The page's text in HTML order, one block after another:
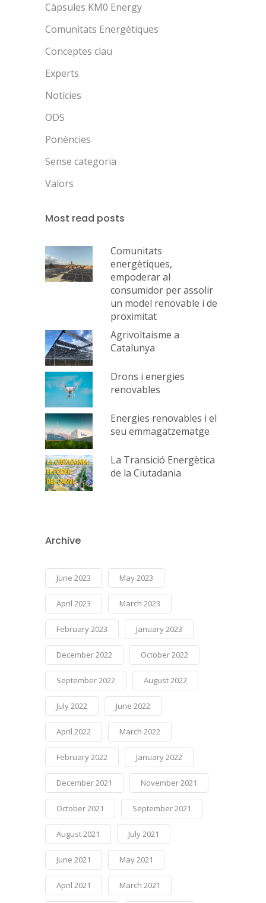
Càpsules KM0 Energy
Comunitats Energètiques
Conceptes clau
Experts
Notícies
ODS
Ponències
Sense categoria
Valors
Most read posts
Comunitats
energètiques,
empoderar al
consumidor per assolir
un model renovable i de
proximitat
Agrivoltaisme a
Catalunya
Drons i energies
renovables
Energies renovables i el
seu emmagatzematge
La Transició Energètica
de la Ciutadania
Archive
June 2023 May 2023
April 2023 March 2023
February 2023 January 2023
December 2022 October 2022
September 2022 August 2022
July 2022 June 2022
April 2022 March 2022
February 2022 January 2022
December 2021 November 2021
October 2021 September 2021
August 2021 July 2021
June 2021 May 2021
April 2021 March 2021